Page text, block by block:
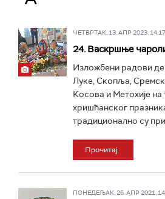
ЧЕТВРТАК, 13. АПР 2023,
24. Васкршње
Изложбени радови
Луке, Скопља,
Косова и Метохије на
хришћанског
традиционално су
Прочитај
ПОНЕДЕЉАК, 26. АПР 2021,